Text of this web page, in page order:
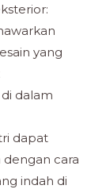
yang
dalam
dapat
cara
indah di